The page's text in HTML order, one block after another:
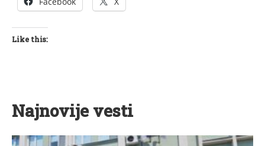
Like this:
Najnovije vesti